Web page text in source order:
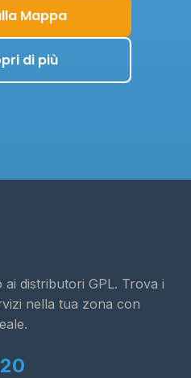
Mappa
di più
distributori GPL. Trova i
nella tua zona con
20